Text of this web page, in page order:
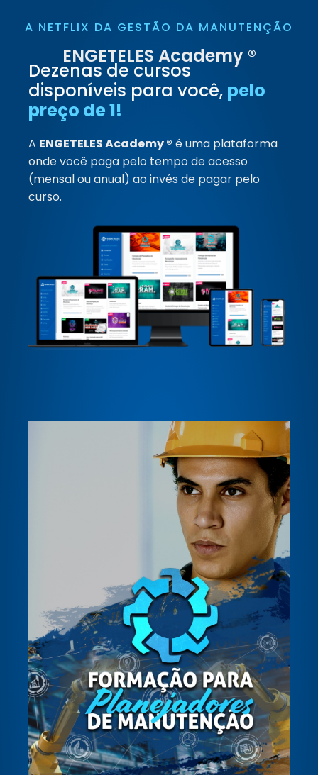
A NETFLIX DA GESTÃO DA MANUTENÇÃO
ENGETELES Academy ®
Dezenas de cursos
disponíveis para você, pelo
preço de 1!
A ENGETELES Academy ® é uma plataforma
onde você paga pelo tempo de acesso
(mensal ou anual) ao invés de pagar pelo
curso.